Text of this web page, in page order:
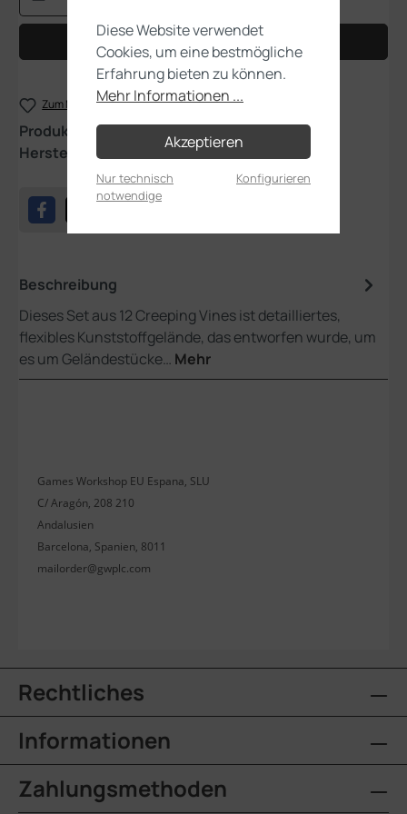
In den Warenkorb
Zum Merkzettel hinzufügen
Produktnummer:64-51
Hersteller:
Games Workshop
Beschreibung
Dieses Set aus 12 Creeping Vines ist detailliertes,
flexibles Kunststoffgelände, das entworfen wurde, um
es um Geländestücke… Mehr
Games Workshop EU Espana, SLU
C/ Aragón, 208 210
Andalusien
Barcelona, Spanien, 8011
mailorder@gwplc.com
Rechtliches
Informationen
Zahlungsmethoden
Diese Website verwendet
Cookies, um eine bestmögliche
Erfahrung bieten zu können.
Mehr Informationen ...
Akzeptieren
Nur technisch
notwendige
Konfigurieren